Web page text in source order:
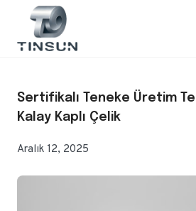
Sertifikalı Teneke Üretim
Kalay Kaplı Çelik
Aralık 12, 2025